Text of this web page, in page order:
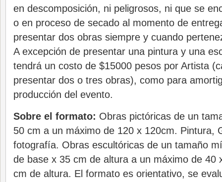
en descomposición, ni peligrosos, ni que se
o en proceso de secado al momento de
presentar dos obras siempre y cuando
A excepción de presentar una pintura y una
tendrá un costo de $15000 pesos por Artista
presentar dos o tres obras), como para
producción del evento.
Sobre el formato: Obras pictóricas de un
50 cm a un máximo de 120 x 120cm. Pintura,
fotografía. Obras escultóricas de un tamaño
de base x 35 cm de altura a un máximo de 40
cm de altura. El formato es orientativo, se